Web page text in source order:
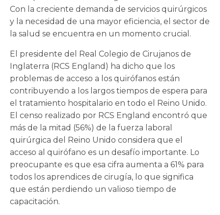
Con la creciente demanda de servicios quirúrgicos
y la necesidad de una mayor eficiencia, el sector de
la salud se encuentra en un momento crucial.
El presidente del Real Colegio de Cirujanos de
Inglaterra (RCS England) ha dicho que los
problemas de acceso a los quirófanos están
contribuyendo a los largos tiempos de espera para
el tratamiento hospitalario en todo el Reino Unido.
El censo realizado por RCS England encontró que
más de la mitad (56%) de la fuerza laboral
quirúrgica del Reino Unido considera que el
acceso al quirófano es un desafío importante. Lo
preocupante es que esa cifra aumenta a 61% para
todos los aprendices de cirugía, lo que significa
que están perdiendo un valioso tiempo de
capacitación.